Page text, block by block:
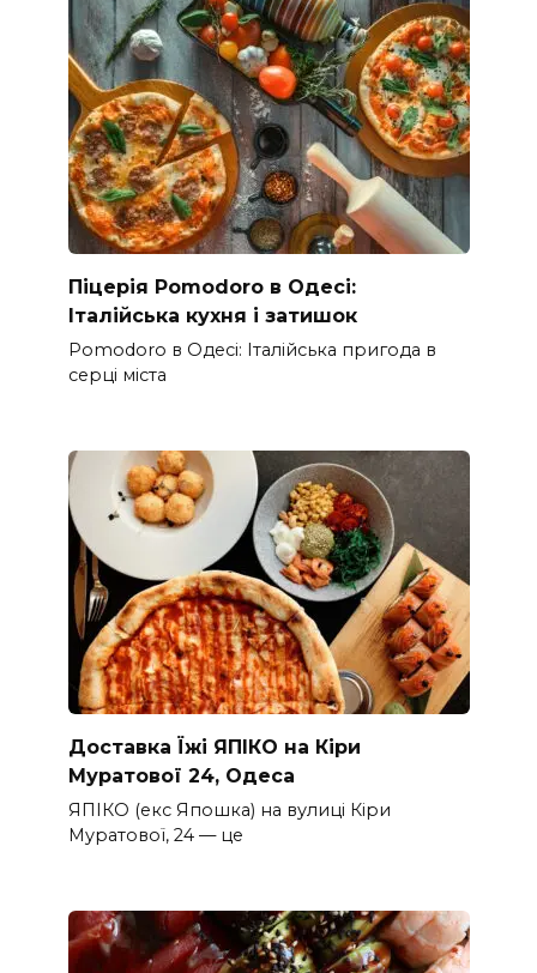
Піцерія Pomodoro в Одесі:
Італійська кухня і затишок
Pomodoro в Одесі: Італійська пригода в
серці міста
Доставка Їжі ЯПІКО на Кіри
Муратової 24, Одеса
ЯПІКО (екс Япошка) на вулиці Кіри
Муратової, 24 — це